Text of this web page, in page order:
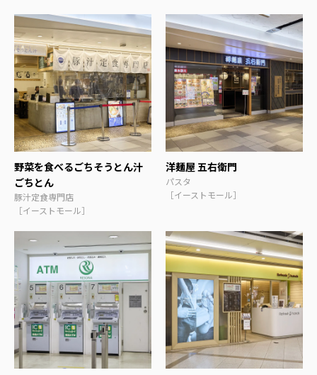
野菜を食べるごちそうとん汁
ごちとん
豚汁定食専門店
［イーストモール］
洋麺屋 五右衛門
パスタ
［イーストモール］